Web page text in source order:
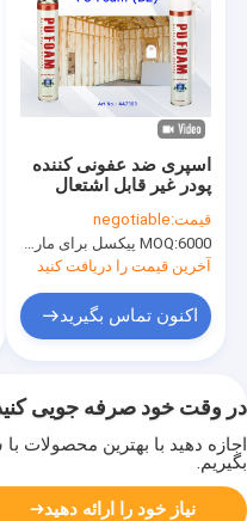
اسپری ضد عفونی کننده
پودر غیر قابل اشتعال
Aristo چند منظوره فوم
اسپری می تواند
قیمت:negotiable
MOQ:6000 پیکسل برای مارک Aristo، 15000 پیکسل برای نام تجاری مشتری
آخرین قیمت را دریافت کنید
اکنون تماس بگیرید
در وقت خود صرفه جویی
اجازه دهید با بهترین محصولات
بگیریم.
نیاز خود را ارائه دهید